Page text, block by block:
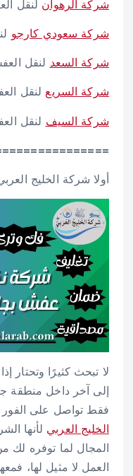
شركة الرهوان لنقل
شركة سعودي كارجو
شركة السعد لنقل
شركة السريع لنقل
شركة السيف لنقل
أولا شركة الخليج
لا تبحث كثيرًا
إلى آخر داخل منطقة
فقط تواصل على
الخليج العربي لأنها
المجال لما توفره لك
العمل لا مثيل لها،